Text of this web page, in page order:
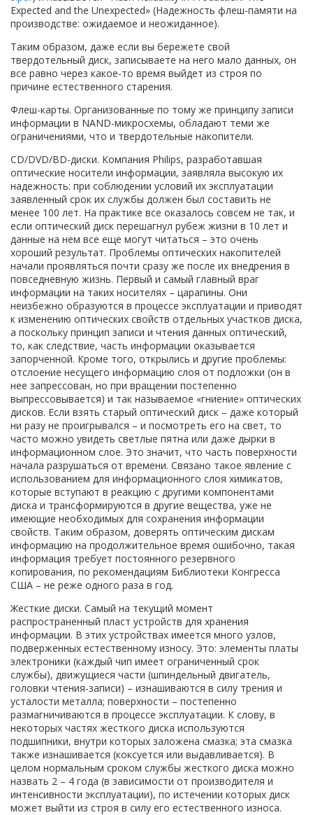
Expected and the Unexpected» (Надежность флеш-памяти на
производстве: ожидаемое и неожиданное).
Таким образом, даже если вы бережете свой
твердотельный диск, записываете на него мало данных, он
все равно через какое-то время выйдет из строя по
причине естественного старения.
Флеш-карты. Организованные по тому же принципу записи
информации в NAND-микросхемы, обладают теми же
ограничениями, что и твердотельные накопители.
CD/DVD/BD-диски. Компания Philips, разработавшая
оптические носители информации, заявляла высокую их
надежность: при соблюдении условий их эксплуатации
заявленный срок их службы должен был составить не
менее 100 лет. На практике все оказалось совсем не так, и
если оптический диск перешагнул рубеж жизни в 10 лет и
данные на нем все еще могут читаться – это очень
хороший результат. Проблемы оптических накопителей
начали проявляться почти сразу же после их внедрения в
повседневную жизнь. Первый и самый главный враг
информации на таких носителях – царапины. Они
неизбежно образуются в процессе эксплуатации и приводят
к изменению оптических свойств отдельных участков диска,
а поскольку принцип записи и чтения данных оптический,
то, как следствие, часть информации оказывается
запорченной. Кроме того, открылись и другие проблемы:
отслоение несущего информацию слоя от подложки (он в
нее запрессован, но при вращении постепенно
выпрессовывается) и так называемое «гниение» оптических
дисков. Если взять старый оптический диск – даже который
ни разу не проигрывался – и посмотреть его на свет, то
часто можно увидеть светлые пятна или даже дырки в
информационном слое. Это значит, что часть поверхности
начала разрушаться от времени. Связано такое явление с
использованием для информационного слоя химикатов,
которые вступают в реакцию с другими компонентами
диска и трансформируются в другие вещества, уже не
имеющие необходимых для сохранения информации
свойств. Таким образом, доверять оптическим дискам
информацию на продолжительное время ошибочно, такая
информация требует постоянного резервного
копирования, по рекомендациям Библиотеки Конгресса
США – не реже одного раза в год.
Жесткие диски. Самый на текущий момент
распространенный пласт устройств для хранения
информации. В этих устройствах имеется много узлов,
подверженных естественному износу. Это: элементы платы
электроники (каждый чип имеет ограниченный срок
службы), движущиеся части (шпиндельный двигатель,
головки чтения-записи) – изнашиваются в силу трения и
усталости металла; поверхности – постепенно
размагничиваются в процессе эксплуатации. К слову, в
некоторых частях жесткого диска используются
подшипники, внутри которых заложена смазка; эта смазка
также изнашивается (коксуется или выдавливается). В
целом нормальным сроком службы жесткого диска можно
назвать 2 – 4 года (в зависимости от производителя и
интенсивности эксплуатации), по истечении которых диск
может выйти из строя в силу его естественного износа.